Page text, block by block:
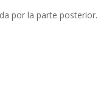
por la parte posterior.